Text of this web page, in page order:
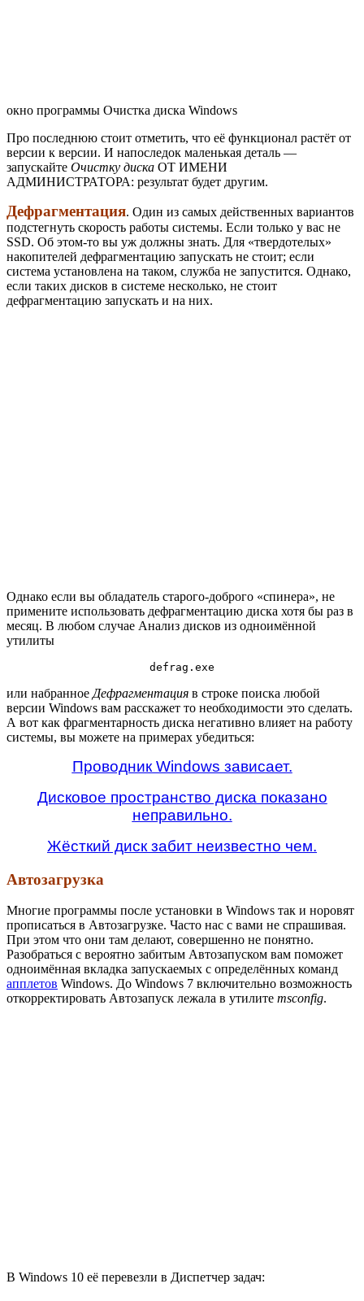
окно программы Очистка диска Windows
Про последнюю стоит отметить, что её функционал растёт от
версии к версии. И напоследок маленькая деталь —
запускайте Очистку диска ОТ ИМЕНИ
АДМИНИСТРАТОРА: результат будет другим.
Дефрагментация. Один из самых действенных вариантов
подстегнуть скорость работы системы. Если только у вас не
SSD. Об этом-то вы уж должны знать. Для «твердотелых»
накопителей дефрагментацию запускать не стоит; если
система установлена на таком, служба не запустится. Однако,
если таких дисков в системе несколько, не стоит
дефрагментацию запускать и на них.
Однако если вы обладатель старого-доброго «спинера», не
примените использовать дефрагментацию диска хотя бы раз в
месяц. В любом случае Анализ дисков из одноимённой
утилиты
defrag.exe
или набранное Дефрагментация в строке поиска любой
версии Windows вам расскажет то необходимости это сделать.
А вот как фрагментарность диска негативно влияет на работу
системы, вы можете на примерах убедиться:
Проводник Windows зависает.
Дисковое пространство диска показано
неправильно.
Жёсткий диск забит неизвестно чем.
Автозагрузка
Многие программы после установки в Windows так и норовят
прописаться в Автозагрузке. Часто нас с вами не спрашивая.
При этом что они там делают, совершенно не понятно.
Разобраться с вероятно забитым Автозапуском вам поможет
одноимённая вкладка запускаемых с определённых команд
апплетов Windows. До Windows 7 включительно возможность
откорректировать Автозапуск лежала в утилите msconfig.
В Windows 10 её перевезли в Диспетчер задач: